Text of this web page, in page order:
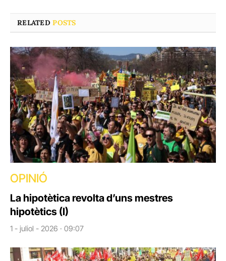
RELATEDPOSTS
OPINIÓ
La hipotètica revolta d’uns mestres
hipotètics (I)
1 - juliol - 2026 · 09:07